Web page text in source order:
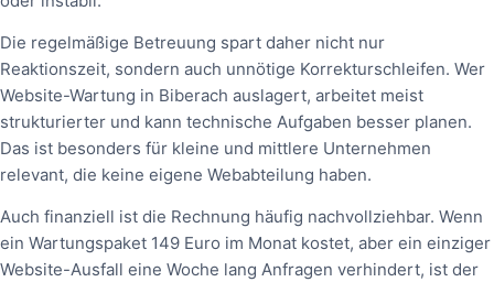
Die regelmäßige Betreuung spart daher nicht nur
Reaktionszeit, sondern auch unnötige Korrekturschleifen. Wer
Website-Wartung in Biberach auslagert, arbeitet meist
strukturierter und kann technische Aufgaben besser planen.
Das ist besonders für kleine und mittlere Unternehmen
relevant, die keine eigene Webabteilung haben.
Auch finanziell ist die Rechnung häufig nachvollziehbar. Wenn
ein Wartungspaket 149 Euro im Monat kostet, aber ein einziger
Website-Ausfall eine Woche lang Anfragen verhindert, ist der